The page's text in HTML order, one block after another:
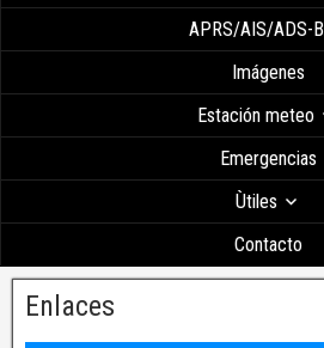
APRS/AIS/ADS-B
Imágenes
Estación meteo
Emergencias
Ùtiles
Contacto
Enlaces